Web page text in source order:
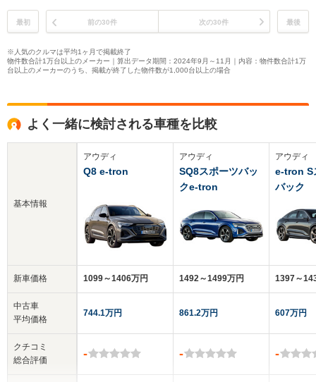
最初 前の30件 次の30件 最後
※人気のクルマは平均1ヶ月で掲載終了
物件数合計1万台以上のメーカー｜算出データ期間：2024年9月～11月｜内容：物件数合計1万
台以上のメーカーのうち、掲載が終了した物件数が1,000台以上の場合
よく一緒に検討される車種を比較
基本情報
新車価格
中古車
平均価格
クチコミ
総合評価
アウディ
Q8 e-tron
1099～1406万円
744.1万円
-
アウディ
SQ8スポーツバッ
クe-tron
1492～1499万円
861.2万円
-
アウディ
e-tron S
バック
1397～
607万円
-